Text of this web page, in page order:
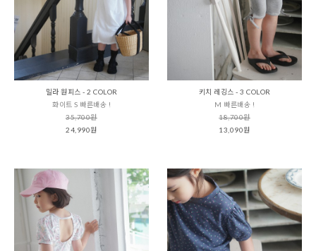
밀라 원피스 - 2 COLOR
화이트 S 빠른배송 !
35,700원
24,990원
키치 레깅스 - 3 COLOR
M 빠른배송 !
18,700원
13,090원